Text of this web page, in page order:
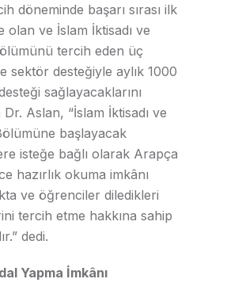
döneminde başarı sırası ilk
olan ve İslam İktisadı ve
tercih eden üç
sektör desteğiyle aylık 1000
sağlayacaklarını
Aslan, “İslam İktisadı ve
başlayacak
isteğe bağlı olarak Arapça
hazırlık okuma imkânı
ve öğrenciler diledikleri
tercih etme hakkına sahip
dedi.
Yapma İmkânı